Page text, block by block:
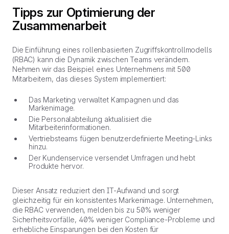
Tipps zur Optimierung der
Zusammenarbeit
Die Einführung eines rollenbasierten Zugriffskontrollmodells
(RBAC) kann die Dynamik zwischen Teams verändern.
Nehmen wir das Beispiel eines Unternehmens mit 500
Mitarbeitern, das dieses System implementiert:
Das Marketing verwaltet Kampagnen und das
Markenimage.
Die Personalabteilung aktualisiert die
Mitarbeiterinformationen.
Vertriebsteams fügen benutzerdefinierte Meeting-Links
hinzu.
Der Kundenservice versendet Umfragen und hebt
Produkte hervor.
Dieser Ansatz reduziert den IT-Aufwand und sorgt
gleichzeitig für ein konsistentes Markenimage. Unternehmen,
die RBAC verwenden, melden bis zu 50% weniger
Sicherheitsvorfälle, 40% weniger Compliance-Probleme und
erhebliche Einsparungen bei den Kosten für